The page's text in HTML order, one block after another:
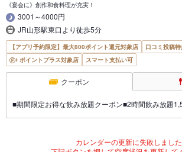
《宴会に》創作和食料理が充実！
3001～4000円
JR山形駅東口より徒歩5分
【アプリ予約限定】最大800ポイント還元対象店
口コミ投稿
ポイントプラス対象店
スマート支払い可
クーポン
■期間限定お得な飲み放題クーポン■2時間飲み放題
カレンダーの更新に失敗しました